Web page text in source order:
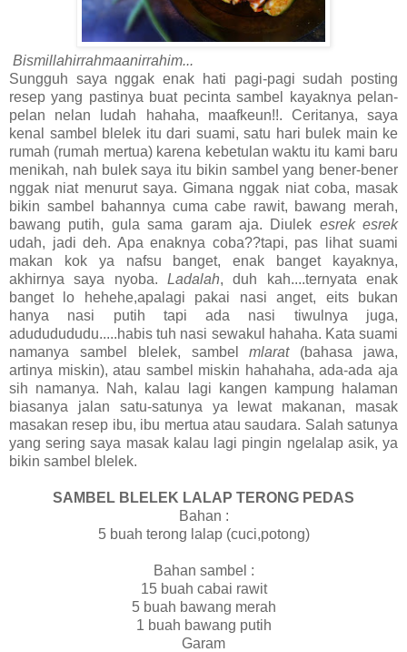
Bismillahirrahmaanirrahim...
Sungguh saya nggak enak hati pagi-pagi sudah posting
resep yang pastinya buat pecinta sambel kayaknya pelan-
pelan nelan ludah hahaha, maafkeun!!. Ceritanya, saya
kenal sambel blelek itu dari suami, satu hari bulek main ke
rumah (rumah mertua) karena kebetulan waktu itu kami baru
menikah, nah bulek saya itu bikin sambel yang bener-bener
nggak niat menurut saya. Gimana nggak niat coba, masak
bikin sambel bahannya cuma cabe rawit, bawang merah,
bawang putih, gula sama garam aja. Diulek esrek esrek
udah, jadi deh. Apa enaknya coba??tapi, pas lihat suami
makan kok ya nafsu banget, enak banget kayaknya,
akhirnya saya nyoba. Ladalah, duh kah....ternyata enak
banget lo hehehe,apalagi pakai nasi anget, eits bukan
hanya nasi putih tapi ada nasi tiwulnya juga,
adududududu.....habis tuh nasi sewakul hahaha. Kata suami
namanya sambel blelek, sambelmlarat(bahasa jawa,
artinya miskin), atau sambel miskin hahahaha, ada-ada aja
sih namanya. Nah, kalau lagi kangen kampung halaman
biasanya jalan satu-satunya ya lewat makanan, masak
masakan resep ibu, ibu mertua atau saudara. Salah satunya
yang sering saya masak kalau lagi pingin ngelalap asik, ya
bikin sambel blelek.
SAMBEL BLELEK LALAP TERONG PEDAS
Bahan :
5 buah terong lalap (cuci,potong)
Bahan sambel :
15 buah cabai rawit
5 buah bawang merah
1 buah bawang putih
Garam